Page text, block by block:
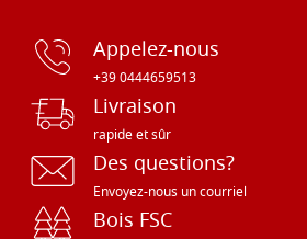
Appelez-nous
+39 0444659513
Livraison
rapide et sûr
Des questions?
Envoyez-nous un courriel
Bois FSC